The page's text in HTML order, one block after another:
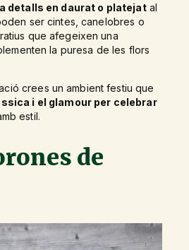
detalls en daurat o platejatal
ser cintes, canelobres o
que afegeixen una
la puresa de les flors
crees un ambient festiu que
i el glamour per celebrar
estil.
de